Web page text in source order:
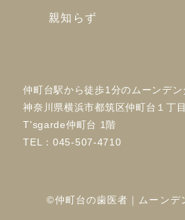
親知らず
仲町台駅から徒歩1分のムーンデン
神奈川県横浜市都筑区仲町台１丁
T'sgarde仲町台 1階
TEL：045-507-4710
©仲町台の歯医者｜ムーンデ